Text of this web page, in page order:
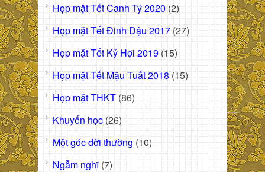
Họp mặt Tết Canh Tý 2020 (2)
Họp mặt Tết Đinh Dậu 2017 (27)
Họp mặt Tết Kỷ Hợi 2019 (15)
Họp mặt Tết Mậu Tuất 2018 (15)
Họp mặt THKT (86)
Khuyến học (26)
Một góc đời thường (10)
Ngẫm nghĩ(7)